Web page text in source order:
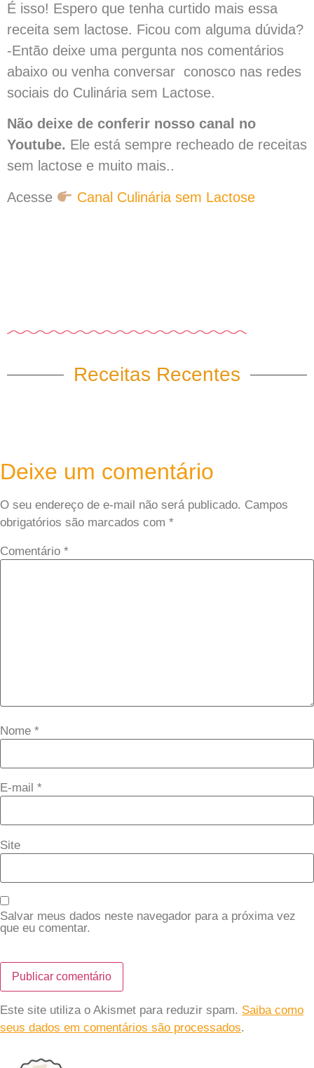
É isso! Espero que tenha curtido mais essa
receita sem lactose. Ficou com alguma dúvida?
-Então deixe uma pergunta nos comentários
abaixo ou venha conversar conosco nas redes
sociais do Culinária sem Lactose.
Não deixe de conferir nosso canal no
Youtube. Ele está sempre recheado de receitas
sem lactose e muito mais..
Acesse Canal Culinária sem Lactose
Receitas Recentes
Deixe um comentário
O seu endereço de e-mail não será publicado. Campos
obrigatórios são marcados com *
Comentário *
Nome *
E-mail *
Site
Salvar meus dados neste navegador para a próxima vez
que eu comentar.
Este site utiliza o Akismet para reduzir spam. Saiba como
seus dados em comentários são processados.